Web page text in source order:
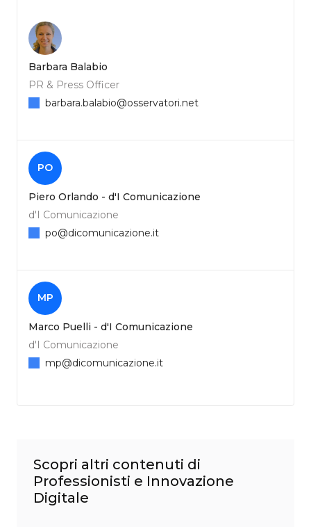
Barbara Balabio
PR & Press Officer
barbara.balabio@osservatori.net
PO
Piero Orlando - d'I Comunicazione
d'I Comunicazione
po@dicomunicazione.it
MP
Marco Puelli - d'I Comunicazione
d'I Comunicazione
mp@dicomunicazione.it
Scopri altri contenuti di
Professionisti e Innovazione
Digitale